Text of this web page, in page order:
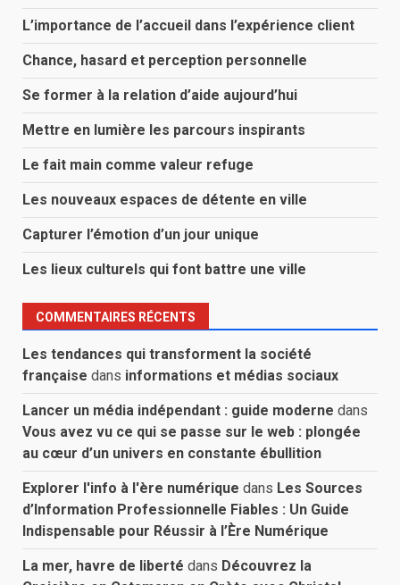
L’importance de l’accueil dans l’expérience client
Chance, hasard et perception personnelle
Se former à la relation d’aide aujourd’hui
Mettre en lumière les parcours inspirants
Le fait main comme valeur refuge
Les nouveaux espaces de détente en ville
Capturer l’émotion d’un jour unique
Les lieux culturels qui font battre une ville
COMMENTAIRES RÉCENTS
Les tendances qui transforment la société
française dans informations et médias sociaux
Lancer un média indépendant : guide moderne dans
Vous avez vu ce qui se passe sur le web : plongée
au cœur d’un univers en constante ébullition
Explorer l'info à l'ère numérique dans Les Sources
d’Information Professionnelle Fiables : Un Guide
Indispensable pour Réussir à l’Ère Numérique
La mer, havre de liberté dans Découvrez la